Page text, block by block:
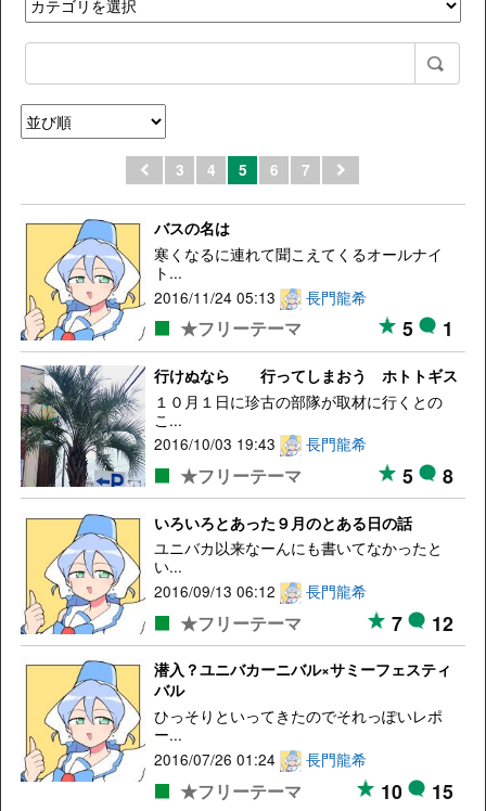
3 4 5 6 7
バスの名は
寒くなるに連れて聞こえてくるオールナイ
ト...
2016/11/24 05:13
長門龍希
★フリーテーマ 5 1
行けぬなら 行ってしまおう ホトトギス
１０月１日に珍古の部隊が取材に行くとの
こ...
2016/10/03 19:43
長門龍希
★フリーテーマ 5 8
いろいろとあった９月のとある日の話
ユニバカ以来なーんにも書いてなかったと
い...
2016/09/13 06:12
長門龍希
★フリーテーマ 7 12
潜入？ユニバカーニバル×サミーフェスティ
バル
ひっそりといってきたのでそれっぽいレポ
ー...
2016/07/26 01:24
長門龍希
★フリーテーマ 10 15